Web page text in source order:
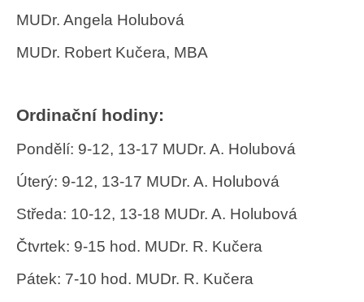
MUDr. Angela Holubová
MUDr. Robert Kučera, MBA
Ordinační hodiny:
Pondělí: 9-12, 13-17 MUDr. A. Holubová
Úterý: 9-12, 13-17 MUDr. A. Holubová
Středa: 10-12, 13-18 MUDr. A. Holubová
Čtvrtek: 9-15 hod. MUDr. R. Kučera
Pátek: 7-10 hod. MUDr. R. Kučera